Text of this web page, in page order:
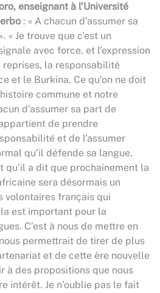
enseignant à l’Université
: « A chacun d’assumer sa
Je trouve que c’est un
avec force, et l’expression
reprises, la responsabilité
et le Burkina. Ce qu’on ne doit
commune et notre
d’assumer sa part de
de prendre
et de l’assumer
qu’il défende sa langue.
qu’il a dit que prochainement la
sera désormais un
volontaires français qui
est important pour la
C’est à nous de mettre en
permettrait de tirer de plus
et de cette ère nouvelle
à des propositions que nous
intérêt. Je n’oublie pas le fait